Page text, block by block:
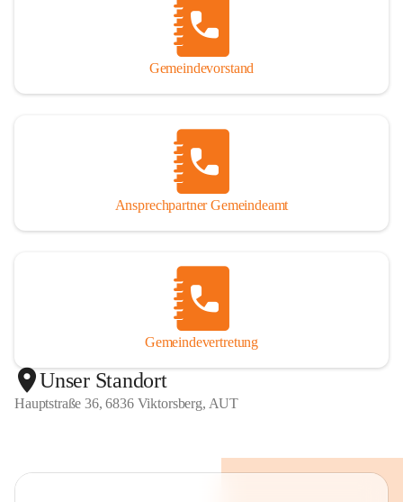
Gemeindevorstand
Ansprechpartner Gemeindeamt
Gemeindevertretung
Unser Standort
Hauptstraße 36, 6836 Viktorsberg, AUT